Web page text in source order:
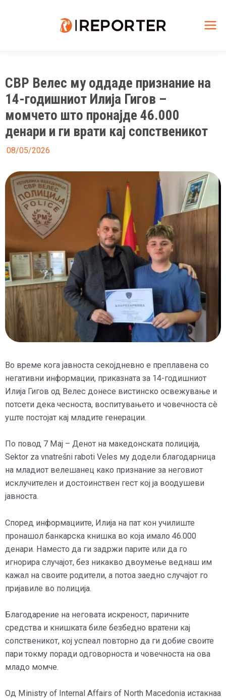
СВР Велес му оддаде признание на
14-годишниот Илија Гигов –
момчето што пронајде 46.000
денари и ги врати кај сопственикот
08/05/2026
Во време кога јавноста секојдневно е преплавена со
негативни информации, приказната за 14-годишниот
Илија Гигов од Велес донесе вистинско освежување и
потсети дека чесноста, воспитувањето и човечноста сè
уште постојат кај младите генерации.
По повод 7 Мај – Денот на македонската полиција,
Sektor za vnatrešni raboti Veles му додели благодарница
на младиот велешанец како признание за неговиот
исклучителен и достоинствен гест кој ја воодушеви
јавноста.
Според информациите, Илија на пат кон училиште
пронашол банкарска книшка во која имало 46.000
денари. Наместо да ги задржи парите или да го
игнорира случајот, без никакво двоумење веднаш им
кажал на своите родители, а потоа заедно случајот го
пријавиле во полиција.
Благодарение на неговата искреност, паричните
средства и книшката биле безбедно вратени кај
сопственикот, кој успеал повторно да ги добие своите
пари токму поради одговорноста и човечноста на ова
младо момче.
Од Ministry of Internal Affairs of North Macedonia истакнаа